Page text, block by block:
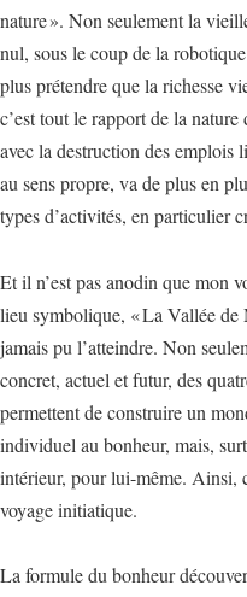
nature ». Non seulement la
nul, sous le coup de la
plus prétendre que la richesse
c’est tout le rapport de la
avec la destruction des emplois
au sens propre, va de plus en
types d’activités, en particulier
Et il n’est pas anodin que mon
lieu symbolique, « La Vallée de
jamais pu l’atteindre. Non
concret, actuel et futur, des
permettent de construire un
individuel au bonheur, mais,
intérieur, pour lui-même. Ainsi,
voyage initiatique.
La formule du bonheur